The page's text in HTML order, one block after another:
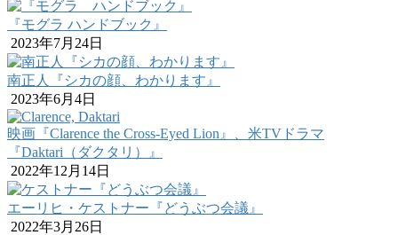
『モグラ ハンドブック』
2023年7月24日
南正人『シカの顔、わかります』
2023年6月4日
映画『Clarence the Cross-Eyed Lion』、米TVドラマ
『Daktari（ダクタリ）』
2022年12月14日
エーリヒ・ケストナー『どうぶつ会議』
2022年3月26日